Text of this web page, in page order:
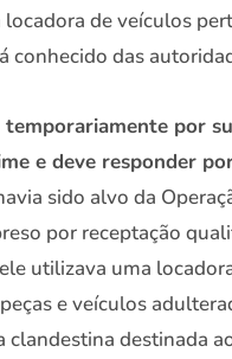
de veículos
conhecido das
por
e deve responder
sido alvo da
por receptação
utilizava uma
e veículos
clandestina destinada